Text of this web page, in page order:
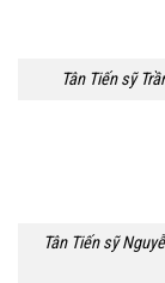
Tân Tiến sỹ
Tân Tiến sỹ